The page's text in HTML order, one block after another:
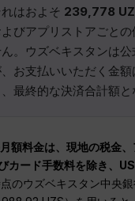
はおよそ 239,778
びアプリストアごとの
。ウズベキスタンは公
お支払いいただく金額
最終的な決済合計額と
額料金は、現地の税金、
カード手数料を除き、
のウズベキスタン中央